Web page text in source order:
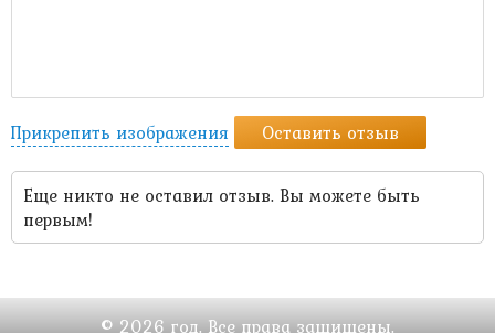
Прикрепить изображения Оставить отзыв
Еще никто не оставил отзыв. Вы можете быть
первым!
© 2026 год. Все права защищены.